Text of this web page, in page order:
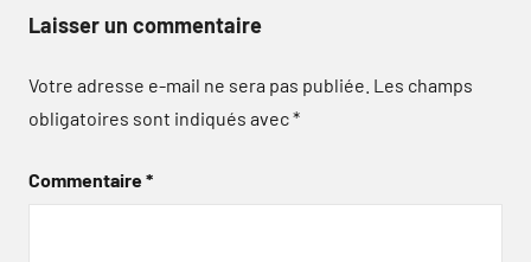
Laisser un commentaire
Votre adresse e-mail ne sera pas publiée. Les champs
obligatoires sont indiqués avec*
Commentaire*